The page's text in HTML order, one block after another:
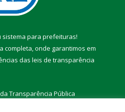
sistema para prefeituras!
completa, onde garantimos em
das leis de transparência
Transparência Pública